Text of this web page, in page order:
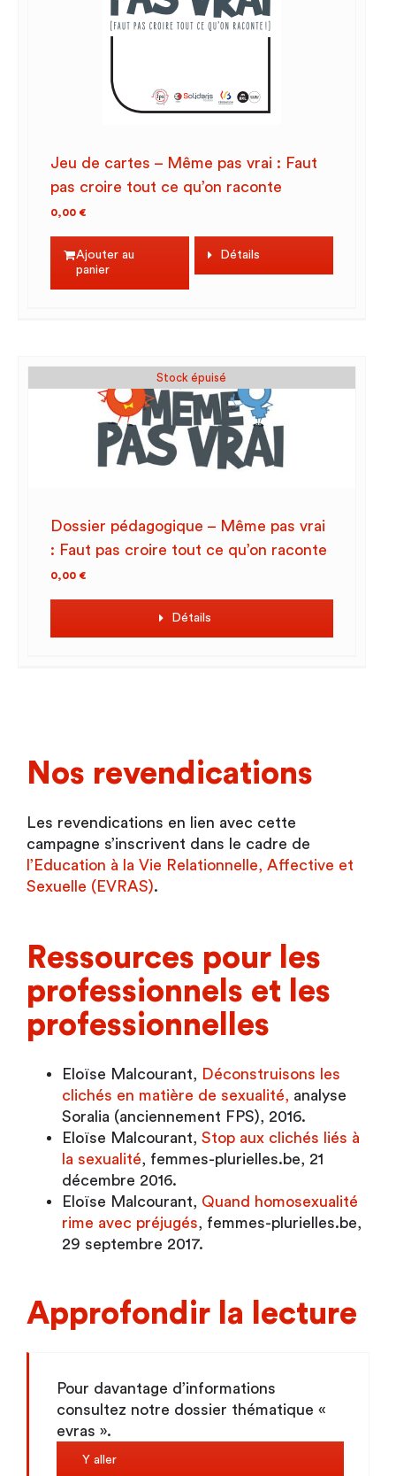
Jeu de cartes – Même pas vrai : Faut
pas croire tout ce qu’on raconte
0,00 €
Ajouter au
panier
Détails
Stock épuisé
Dossier pédagogique – Même pas vrai
: Faut pas croire tout ce qu’on raconte
0,00 €
Détails
Nos revendications
Les revendications en lien avec cette
campagne s’inscrivent dans le cadre de
l’Education à la Vie Relationnelle, Affective et
Sexuelle (EVRAS).
Ressources pour les
professionnels et les
professionnelles
Eloïse Malcourant, Déconstruisons les
clichés en matière de sexualité, analyse
Soralia (anciennement FPS), 2016.
Eloïse Malcourant, Stop aux clichés liés à
la sexualité, femmes-plurielles.be, 21
décembre 2016.
Eloïse Malcourant, Quand homosexualité
rime avec préjugés, femmes-plurielles.be,
29 septembre 2017.
Approfondir la lecture
Pour davantage d’informations
consultez notre dossier thématique «
evras ».
Y aller